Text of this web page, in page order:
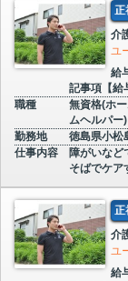
正
介
ユ
給
記事項【給
職種
無資格(ホ
ムヘルパー)
勤務地
徳島県小松
仕事内容
障がいなど
そばでケア
正
介
ユ
給